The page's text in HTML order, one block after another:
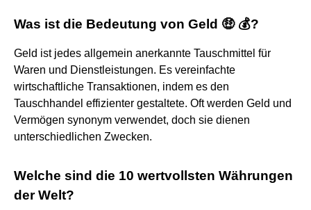
Was ist die Bedeutung von Geld 🤑 💰?
Geld ist jedes allgemein anerkannte Tauschmittel für
Waren und Dienstleistungen. Es vereinfachte
wirtschaftliche Transaktionen, indem es den
Tauschhandel effizienter gestaltete. Oft werden Geld und
Vermögen synonym verwendet, doch sie dienen
unterschiedlichen Zwecken.
Welche sind die 10 wertvollsten Währungen
der Welt?